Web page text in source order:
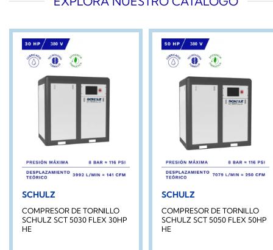
SCHULZ
COMPRESOR DE TORNILLO
SCHULZ SCT 5030 FLEX 30HP
HE
SCHULZ
COMPRESOR DE TORNILLO
SCHULZ SCT 5050 FLEX 50HP
HE